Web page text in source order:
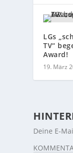
LGs
TV“
Award!
19. März
Deine E-